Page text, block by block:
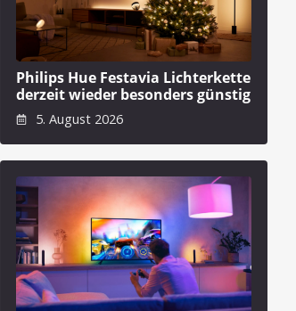
Philips Hue Festavia Lichterkette
derzeit wieder besonders günstig
5. August 2026